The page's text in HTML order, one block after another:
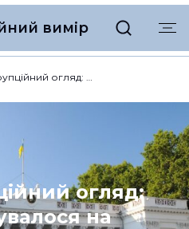
вимір
Антикорупційний огляд: Що відбувалося на Одещині протягом останнього тижня
огляд:
на